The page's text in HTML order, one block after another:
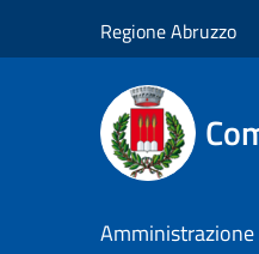
Regione Abruzzo
Amministrazione